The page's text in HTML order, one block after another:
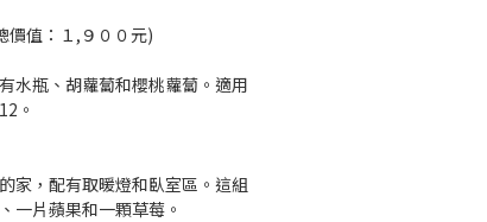
價值：１,９００元)
水瓶、胡蘿蔔和櫻桃蘿蔔。適用
。
家，配有取暖燈和臥室區。這組
一片蘋果和一顆草莓。